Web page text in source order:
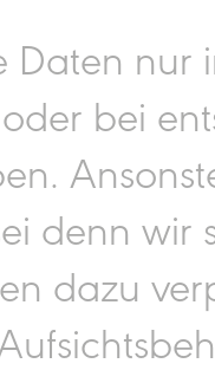
Daten nur
bei
denn
dazu